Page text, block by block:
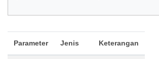
Parameter Jenis Keterangan